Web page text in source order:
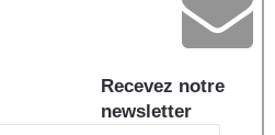
Recevez notre
newsletter